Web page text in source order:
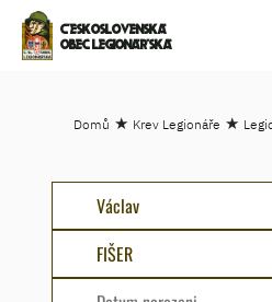
ČESKOSLOVENSKÁ
OBEC LEGIONÁŘSKÁ
Domů ★ Krev Legionáře ★